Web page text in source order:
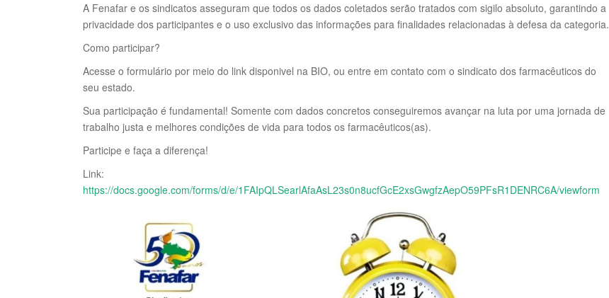
A Fenafar e os sindicatos asseguram que todos os dados coletados serão tratados com sigilo absoluto, garantindo a
privacidade dos participantes e o uso exclusivo das informações para finalidades relacionadas à defesa da categoria.
Como participar?
Acesse o formulário por meio do link disponivel na BIO, ou entre em contato com o sindicato dos farmacêuticos do
seu estado.
Sua participação é fundamental! Somente com dados concretos conseguiremos avançar na luta por uma jornada de
trabalho justa e melhores condições de vida para todos os farmacêuticos(as).
Participe e faça a diferença!
Link:
https://docs.google.com/forms/d/e/1FAIpQLSearlAfaAsL23s0n8ucfGcE2xsGwgfzAepO59PFsR1DENRC6A/viewform